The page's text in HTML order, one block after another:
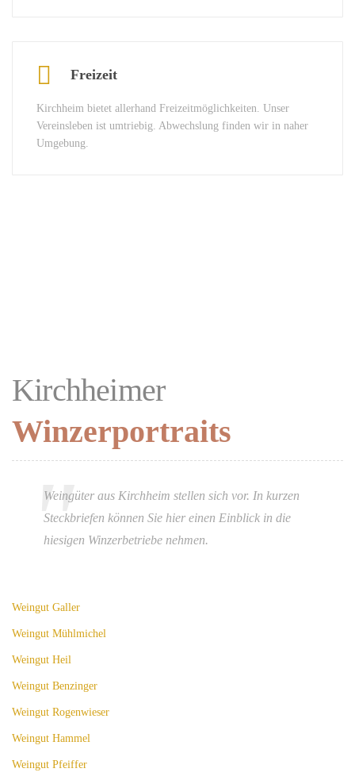
Freizeit
Kirchheim bietet allerhand Freizeitmöglichkeiten. Unser
Vereinsleben ist umtriebig. Abwechslung finden wir in naher
Umgebung.
Kirchheimer
Winzerportraits
Weingüter aus Kirchheim stellen sich vor. In kurzen
Steckbriefen können Sie hier einen Einblick in die
hiesigen Winzerbetriebe nehmen.
Weingut Galler
Weingut Mühlmichel
Weingut Heil
Weingut Benzinger
Weingut Rogenwieser
Weingut Hammel
Weingut Pfeiffer